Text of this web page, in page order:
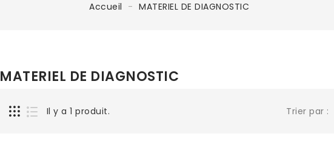
Accueil MATERIEL DE DIAGNOSTIC
MATERIEL DE DIAGNOSTIC
Il y a 1 produit. Trier par :